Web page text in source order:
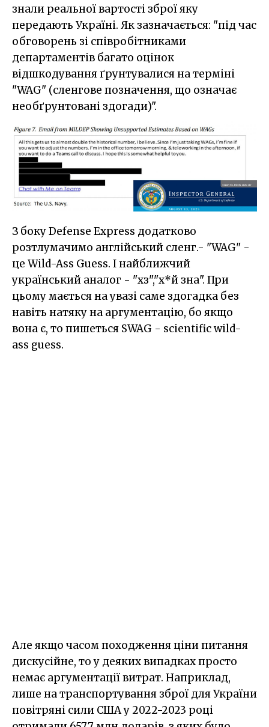
знали реальної вартості зброї яку
передають Україні. Як зазначається: "під час
обговорень зі співробітниками
департаментів багато оцінок
відшкодування ґрунтувалися на терміні
"WAG" (сленгове позначення, що означає
необґрунтовані здогади)".
З боку Defense Express додатково
розтлумачимо англійський сленг.- "WAG" -
це Wild-Ass Guess. І найближчий
український аналог - "хз","х*й зна". При
цьому мається на увазі саме здогадка без
навіть натяку на аргументацію, бо якщо
вона є, то пишеться SWAG - scientific wild-
ass guess.
Але якщо часом походження ціни питання
дискусійне, то у деяких випадках просто
немає аргументації витрат. Наприклад,
лише на транспортування зброї для України
повітряні сили США у 2022-2023 році